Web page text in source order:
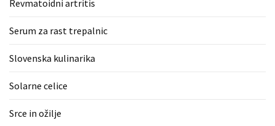
Revmatoidni artritis
Serum za rast trepalnic
Slovenska kulinarika
Solarne celice
Srce in ožilje